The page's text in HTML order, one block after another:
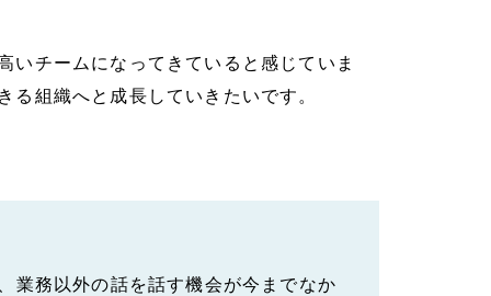
いチームになってきていると感じていま
組織へと成長していきたいです。
業務以外の話を話す機会が今までなか